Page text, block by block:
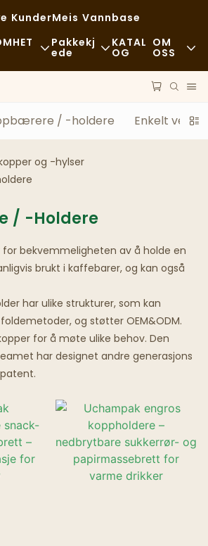
KunderMeis Vannbase
Pakkekj
Ede
Transport
Teknologi
KATAL
OG
OM
OSS
Nyheter
Bærekraft
/ -holdere Enkelt
og -hylser
/ -holdere
for bekvemmeligheten av å holde en
brukt i kaffebarer, og kan også
har ulike strukturer, som kan
og støtter OEM&ODM.
for å møte ulike behov. Den
har designet andre generasjons